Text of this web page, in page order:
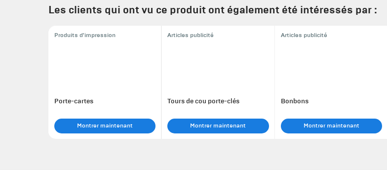
Les clients qui ont vu ce produit ont également été intéressés par :
Produits d'impression
Porte-cartes
Montrer maintenant
Articles publicité
Tours de cou porte-clés
Montrer maintenant
Articles publicité
Bonbons
Montrer maintenant